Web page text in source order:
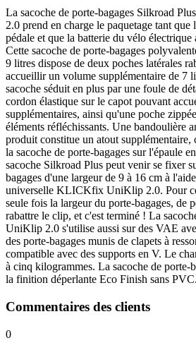
La sacoche de porte-bagages Silkroad
2.0 prend en charge le paquetage tant que
pédale et que la batterie du vélo électrique
Cette sacoche de porte-bagages
9 litres dispose de deux poches latérales
accueillir un volume supplémentaire de 7
sacoche séduit en plus par une foule de
cordon élastique sur le capot pouvant
supplémentaires, ainsi qu'une poche
éléments réfléchissants. Une bandoulière
produit constitue un atout supplémentaire,
la sacoche de porte-bagages sur l'épaule
sacoche Silkroad Plus peut venir se fixer
bagages d'une largeur de 9 à 16 cm à
universelle KLICKfix UniKlip 2.0. Pour
seule fois la largeur du porte-bagages, de
rabattre le clip, et c'est terminé ! La
UniKlip 2.0 s'utilise aussi sur des VAE
des porte-bagages munis de clapets à
compatible avec des supports en V. Le
à cinq kilogrammes. La sacoche de porte-
la finition déperlante Eco Finish sans PVC.
Commentaires des clients
0